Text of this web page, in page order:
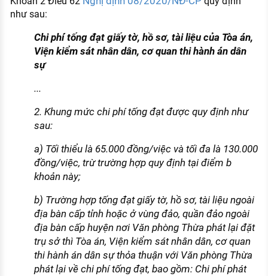
như sau:
Chi phí tống đạt giấy tờ, hồ sơ, tài liệu của Tòa án,
Viện kiểm sát nhân dân, cơ quan thi hành án dân
sự
...
2. Khung mức chi phí tống đạt được quy định như
sau:
a) Tối thiểu là 65.000 đồng/việc và tối đa là 130.000
đồng/việc, trừ trường hợp quy định tại điểm b
khoản này;
b) Trường hợp tống đạt giấy tờ, hồ sơ, tài liệu ngoài
địa bàn cấp tỉnh hoặc ở vùng đảo, quần đảo ngoài
địa bàn cấp huyện nơi Văn phòng Thừa phát lại đặt
trụ sở thì Tòa án, Viện kiểm sát nhân dân, cơ quan
thi hành án dân sự thỏa thuận với Văn phòng Thừa
phát lại về chi phí tống đạt, bao gồm: Chi phí phát